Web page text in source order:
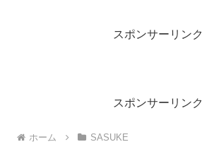
スポンサーリンク
スポンサーリンク
ホーム SASUKE